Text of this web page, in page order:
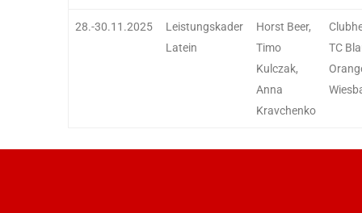
28.-30.11.2025
Leistungskader
Latein
Horst Beer,
Timo
Kulczak,
Anna
Kravchenko
TC